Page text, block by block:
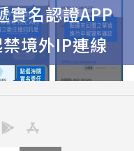
實名認證APP
境外IP連線